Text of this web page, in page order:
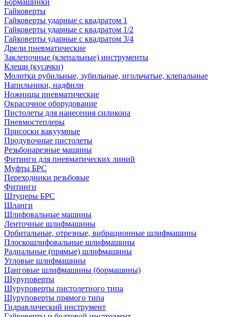
Бормашинки
Гайковерты
Гайковерты ударные с квадратом 1
Гайковерты ударные с квадратом 1/2
Гайковерты ударные с квадратом 3/4
Дрели пневматические
Заклепочные (клепальные) инструменты
Клещи (кусачки)
Молотки рубильные, зубильные, игольчатые, клепальные
Напильники, надфили
Ножницы пневматические
Окрасочное оборудование
Пистолеты для нанесения силикона
Пневмостеплеры
Присоски вакуумные
Продувочные пистолеты
Резьбонарезные машины
Фитинги для пневматических линий
Муфты БРС
Переходники резьбовые
Фитинги
Штуцеры БРС
Шланги
Шлифовальные машины
Ленточные шлифмашины
Орбитальные, отрезные, вибрационные шлифмашины
Плоскошлифовальные шлифмашины
Радиальные (прямые) шлифмашины
Угловые шлифмашины
Цанговые шлифмашины (бормашины)
Шуруповерты
Шуруповерты пистолетного типа
Шуруповерты прямого типа
Гидравлический инструмент